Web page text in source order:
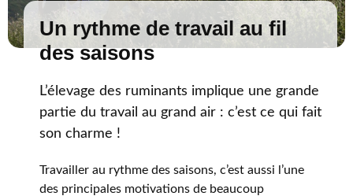
Un rythme de travail au fil
des saisons
L’élevage des ruminants implique une grande
partie du travail au grand air : c’est ce qui fait
son charme !
Travailler au rythme des saisons, c’est aussi l’une
des principales motivations de beaucoup